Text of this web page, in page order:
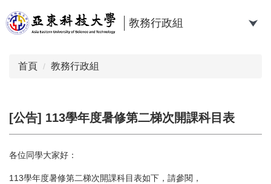
到
主
教務行政組
首頁 教務行政組
[公告] 113學年度暑修第二梯次開課科目表
各位同學大家好：
113學年度暑修第二梯次開課科目表如下，請參閱，